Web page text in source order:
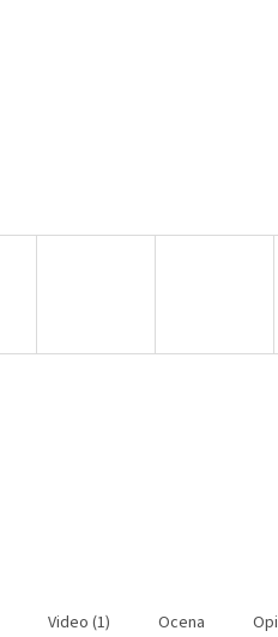
Video (1) Ocena